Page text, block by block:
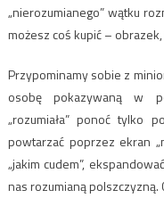
„nierozumianego” wątku
możesz coś kupić – obrazek,
Przypominamy sobie z
osobę pokazywaną w
„rozumiała” ponoć tylko
powtarzać poprzez ekran
„jakim cudem”,
nas rozumianą polszczyzną.